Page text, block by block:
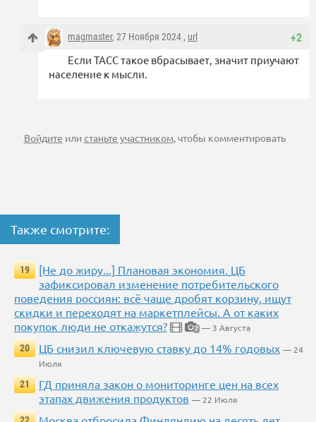
+2
magmaster, 27 Ноября 2024 , url
Если ТАСС такое вбрасывает, значит приучают
население к мысли.
Войдите илистаньте участником, чтобы комментировать
Также смотрите:
19
[Не до жиру...] Плановая экономия. ЦБ
зафиксировал изменение потребительского
поведения россиян: всё чаще дробят корзину, ищут
скидки и переходят на маркетплейсы. А от каких
покупок люди не откажутся?
7 — 3 Августа
20
ЦБ снизил ключевую ставку до 14% годовых — 24
Июля
21
ГД приняла закон о мониторинге цен на всех
этапах движения продуктов — 22 Июля